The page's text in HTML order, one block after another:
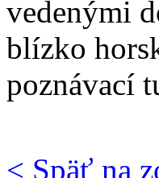
vedenými
blízko
poznávací
< Späť na